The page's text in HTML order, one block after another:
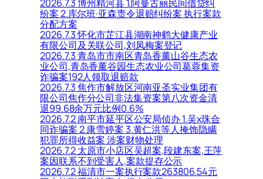
2026.7.3 博州精河县 1.阿曼古丽民间借贷纠
纷案 2.库尔班·亚森责令退赔纠纷案 执行案款
分配方案
2026.7.3 怀化市芷江县湖南神鹤大健康产业
有限公司及关联公司,刘凤梅案登记
2026.7.3 青岛市市南区青岛香薰山谷生态农
业公司,青岛香薰谷园生态农业公司葛蓉集资
诈骗案192人领取退赔款
2026.7.3 焦作市解放区河南亚圣实业集团有
限公司焦作分公司非法集资案第八次资金清
退99.68余万元比例0.6%
2026.7.2 南平市延平区公安局侦办 1.吴x珠合
同诈骗案 2.康雪婷案 3.黄仁洪等人掩饰隐瞒
犯罪所得收益案 涉案财物处理
2026.7.2 太原市小店区吴超案,段建东案,王萍
案因联系不到受害人,案款提存公示
2026.7.2 福清市一案执行案款263806.54元